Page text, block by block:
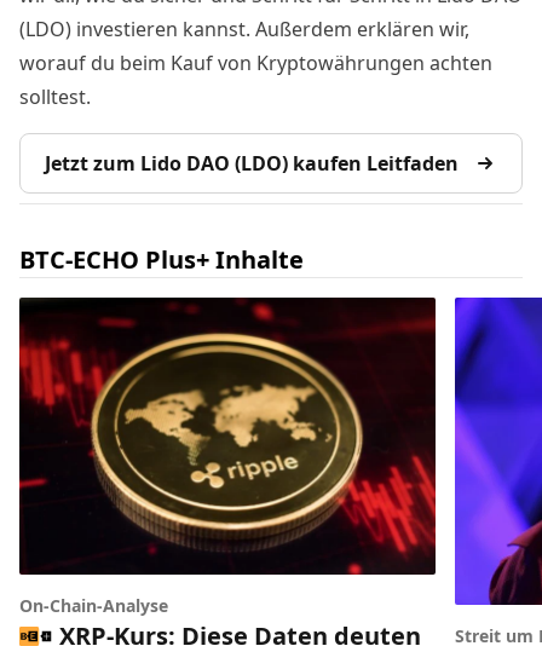
(LDO) investieren kannst. Außerdem erklären wir,
worauf du beim Kauf von Kryptowährungen achten
solltest.
Jetzt zum Lido DAO (LDO) kaufen Leitfaden
BTC-ECHO Plus+ Inhalte
On-Chain-Analyse
XRP-Kurs: Diese Daten deuten
Streit um